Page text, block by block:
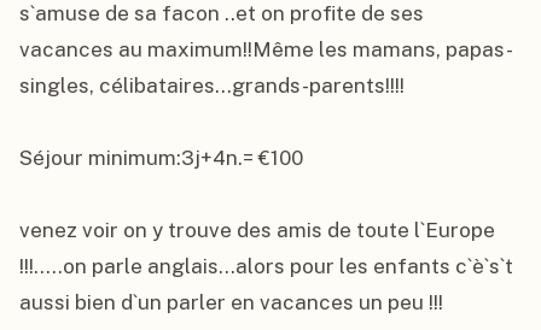
s`amuse de sa facon ..et on profite de ses
vacances au maximum!!Même les mamans, papas-
singles, célibataires...grands-parents!!!!
Séjour minimum:3j+4n.= €100
venez voir on y trouve des amis de toute l`Europe
!!!.....on parle anglais...alors pour les enfants c`è`s`t
aussi bien d`un parler en vacances un peu !!!